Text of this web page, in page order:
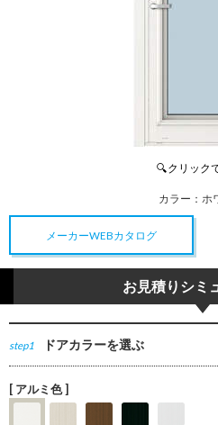
カラー： ホ
メーカーWEBカタログ
お見積りシミ
step1 ドアカラーを選ぶ
[ アルミ色 ]